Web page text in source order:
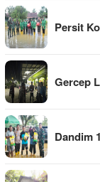
Persit
Gercep
Dandim